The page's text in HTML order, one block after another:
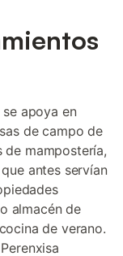
apoya en
de campo de
de mampostería,
antes servían
almacén de
de verano.